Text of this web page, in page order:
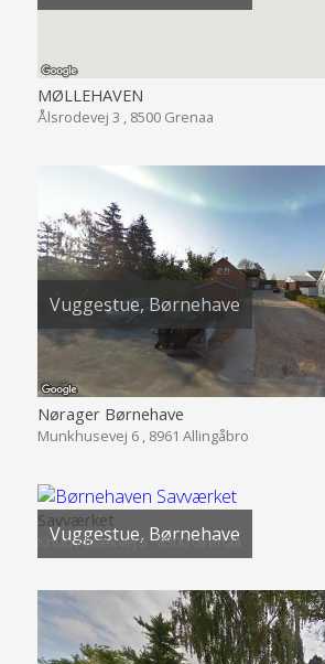
MØLLEHAVEN
Ålsrodevej 3 , 8500 Grenaa
Vuggestue, Børnehave
Nørager Børnehave
Munkhusevej 6 , 8961 Allingåbro
Vuggestue, Børnehave
Savværket
Knud Albækvej 5 , 8500 Grenaa